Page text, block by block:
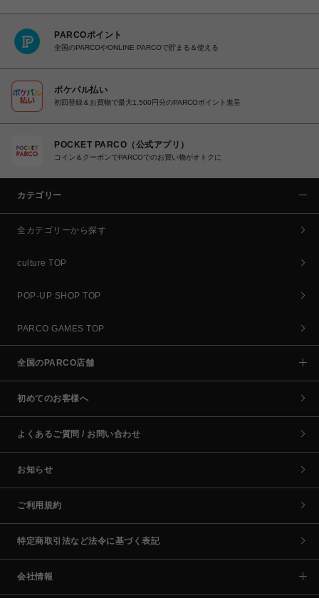
PARCOポイント
全国のPARCOやONLINE PARCOで貯まる＆使える
ポケパル払い
初回登録＆お買物で最大1,500円分のPARCOポイント進呈
POCKET PARCO（公式アプリ）
コイン＆クーポンでPARCOでのお買い物がオトクに
カテゴリー
全カテゴリーから探す
culture TOP
POP-UP SHOP TOP
PARCO GAMES TOP
全国のPARCO店舗
初めてのお客様へ
よくあるご質問 / お問い合わせ
お知らせ
ご利用規約
特定商取引法など法令に基づく表記
会社情報